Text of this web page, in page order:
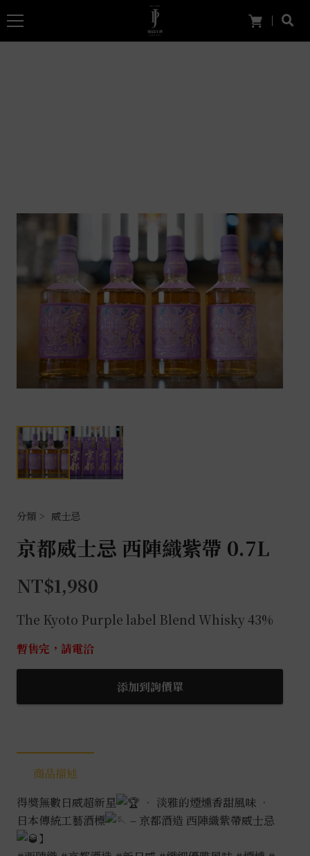
威士忌
京都威士忌 西陣織紫帶 0.7L
NT$1,980
The Kyoto Purple label Blend Whisky 43%
暫售完，請電洽
添加到詢價單
商品描述
得獎無數日威超新星
• 淡雅的煙燻香甜風味 •
日本傳統工藝酒標
– 京都酒造 西陣織紫帶威士忌
】